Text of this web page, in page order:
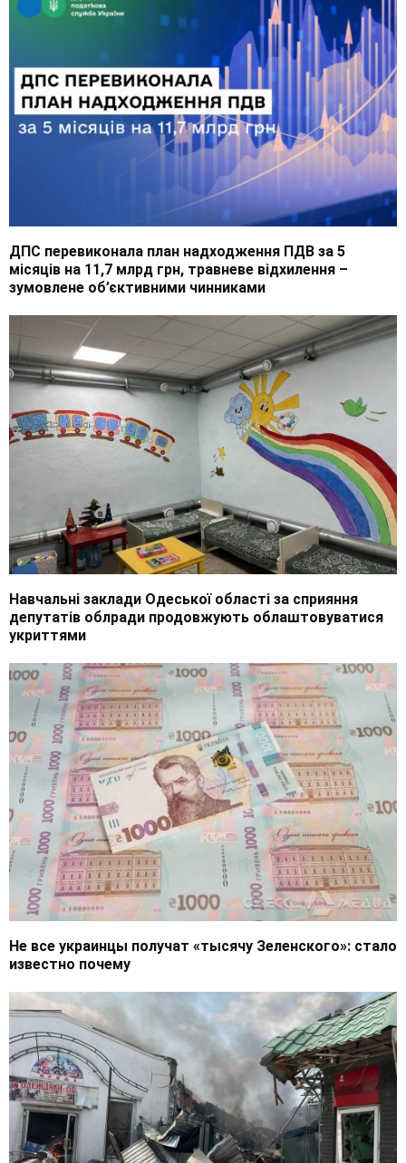
ДПС перевиконала план надходження ПДВ за 5
місяців на 11,7 млрд грн, травневе відхилення –
зумовлене об’єктивними чинниками
Навчальні заклади Одеської області за сприяння
депутатів облради продовжують облаштовуватися
укриттями
Не все украинцы получат «тысячу Зеленского»: стало
известно почему